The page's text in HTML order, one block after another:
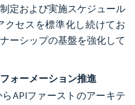
定および実施スケジュール
クセスを標準化し続けてお
ーシップの基盤を強化して
ォーメーション推進
APIファーストのアーキテ